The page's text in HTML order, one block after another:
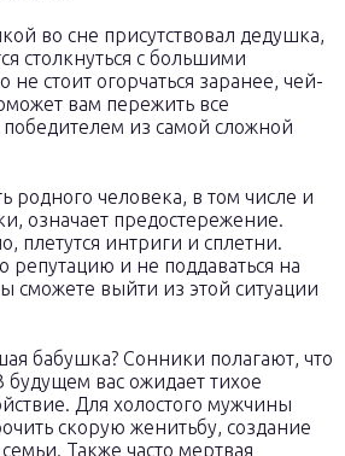
во сне присутствовал дедушка,
столкнуться с большими
не стоит огорчаться заранее, чей-
вам пережить все
из самой сложной
родного человека, в том числе и
означает предостережение.
плетутся интриги и сплетни.
репутацию и не поддаваться на
сможете выйти из этой ситуации
бабушка? Сонники полагают, что
вас ожидает тихое
Для холостого мужчины
скорую женитьбу, создание
Также часто мертвая